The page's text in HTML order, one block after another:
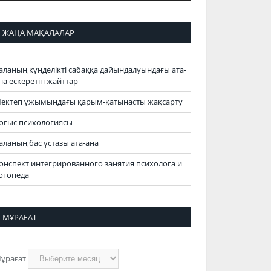
ЖАҢА МАҚАЛАЛАР
күнделікті сабаққа дайындалуындағы ата-
ескеретін жайттар
ұжымындағы қарым-қатынасты жақсарту
психологиясы
бас ұстазы ата-ана
интегрированного занятия психолога и
МҰРАҒАТ